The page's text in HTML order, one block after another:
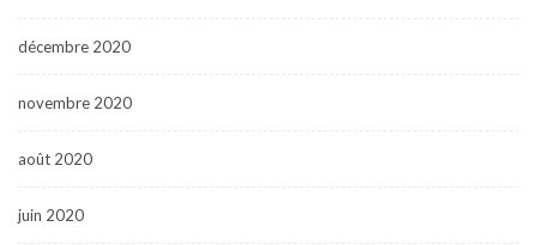
décembre 2020
novembre 2020
août 2020
juin 2020